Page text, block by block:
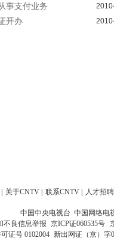
事支付业务
开办
| 关于CNTV | 联系CNTV | 人才招聘
中国中央电视台 中国网络电
不良信息举报 京ICP证060535号
证号 0102004 新出网证（京）